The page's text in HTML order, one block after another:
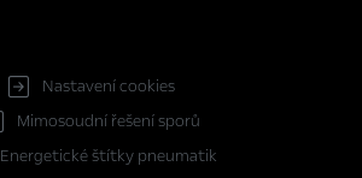
Nastavení cookies
Mimosoudní řešení sporů
Energetické štítky pneumatik